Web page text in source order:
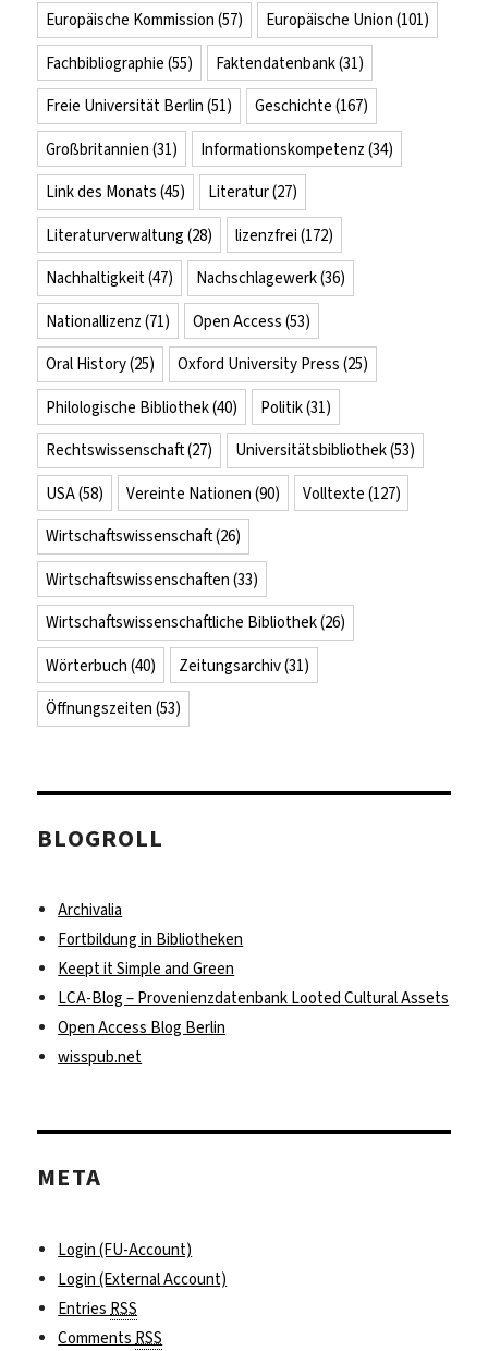
Europäische Kommission (57) Europäische Union (101)
Fachbibliographie (55) Faktendatenbank(31)
Freie Universität Berlin (51) Geschichte (167)
Großbritannien (31) Informationskompetenz (34)
Link des Monats (45) Literatur(27)
Literaturverwaltung (28) lizenzfrei (172)
Nachhaltigkeit(47) Nachschlagewerk(36)
Nationallizenz (71) Open Access (53)
Oral History(25) Oxford University Press (25)
Philologische Bibliothek(40) Politik(31)
Rechtswissenschaft(27) Universitätsbibliothek(53)
USA(58) Vereinte Nationen (90) Volltexte (127)
Wirtschaftswissenschaft(26)
Wirtschaftswissenschaften (33)
Wirtschaftswissenschaftliche Bibliothek(26)
Wörterbuch (40) Zeitungsarchiv(31)
Öffnungszeiten (53)
BLOGROLL
Archivalia
Fortbildung in Bibliotheken
Keept it Simple and Green
LCA-Blog – Provenienzdatenbank Looted Cultural Assets
Open Access Blog Berlin
wisspub.net
META
Login (FU-Account)
Login (External Account)
Entries RSS
Comments RSS